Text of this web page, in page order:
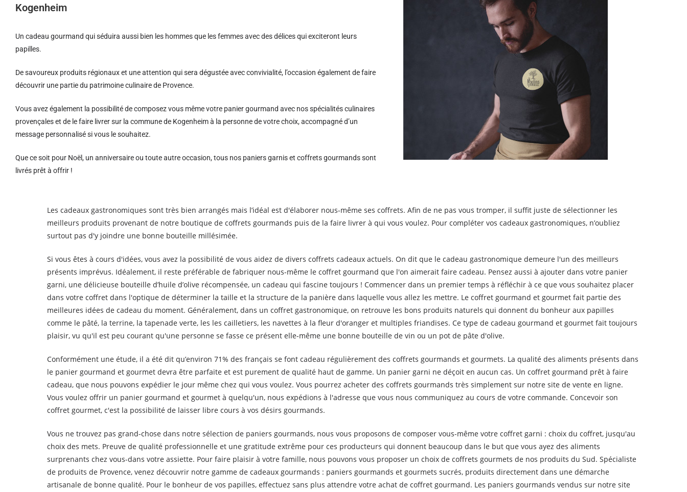
Kogenheim
Un cadeau gourmand qui séduira aussi bien les hommes que les femmes avec des délices qui exciteront leurs
papilles.
De savoureux produits régionaux et une attention qui sera dégustée avec convivialité, l’occasion également de faire
découvrir une partie du patrimoine culinaire de Provence.
Vous avez également la possibilité de composez vous même votre panier gourmand avec nos spécialités culinaires
provençales et de le faire livrer sur la commune de Kogenheim à la personne de votre choix, accompagné d’un
message personnalisé si vous le souhaitez.
Que ce soit pour Noël, un anniversaire ou toute autre occasion, tous nos paniers garnis et coffrets gourmands sont
livrés prêt à offrir !
Les cadeaux gastronomiques sont très bien arrangés mais l’idéal est d'élaborer nous-même ses coffrets. Afin de ne pas vous tromper, il suffit juste de sélectionner les
meilleurs produits provenant de notre boutique de coffrets gourmands puis de la faire livrer à qui vous voulez. Pour compléter vos cadeaux gastronomiques, n’oubliez
surtout pas d'y joindre une bonne bouteille millésimée.
Si vous êtes à cours d'idées, vous avez la possibilité de vous aidez de divers coffrets cadeaux actuels. On dit que le cadeau gastronomique demeure l'un des meilleurs
présents imprévus. Idéalement, il reste préférable de fabriquer nous-même le coffret gourmand que l'on aimerait faire cadeau. Pensez aussi à ajouter dans votre panier
garni, une délicieuse bouteille d’huile d’olive récompensée, un cadeau qui fascine toujours ! Commencer dans un premier temps à réfléchir à ce que vous souhaitez placer
dans votre coffret dans l'optique de déterminer la taille et la structure de la panière dans laquelle vous allez les mettre. Le coffret gourmand et gourmet fait partie des
meilleures idées de cadeau du moment. Généralement, dans un coffret gastronomique, on retrouve les bons produits naturels qui donnent du bonheur aux papilles
comme le pâté, la terrine, la tapenade verte, les les cailletiers, les navettes à la fleur d'oranger et multiples friandises. Ce type de cadeau gourmand et gourmet fait toujours
plaisir, vu qu'il est peu courant qu'une personne se fasse ce présent elle-même une bonne bouteille de vin ou un pot de pâte d'olive.
Conformément une étude, il a été dit qu’environ 71% des français se font cadeau régulièrement des coffrets gourmands et gourmets. La qualité des aliments présents dans
le panier gourmand et gourmet devra être parfaite et est purement de qualité haut de gamme. Un panier garni ne déçoit en aucun cas. Un coffret gourmand prêt à faire
cadeau, que nous pouvons expédier le jour même chez qui vous voulez. Vous pourrez acheter des coffrets gourmands très simplement sur notre site de vente en ligne.
Vous voulez offrir un panier gourmand et gourmet à quelqu'un, nous expédions à l'adresse que vous nous communiquez au cours de votre commande. Concevoir son
coffret gourmet, c'est la possibilité de laisser libre cours à vos désirs gourmands.
Vous ne trouvez pas grand-chose dans notre sélection de paniers gourmands, nous vous proposons de composer vous-même votre coffret garni : choix du coffret, jusqu'au
choix des mets. Preuve de qualité professionnelle et une gratitude extrême pour ces producteurs qui donnent beaucoup dans le but que vous ayez des aliments
surprenants chez vous-dans votre assiette. Pour faire plaisir à votre famille, nous pouvons vous proposer un choix de coffrets gourmets de nos produits du Sud. Spécialiste
de produits de Provence, venez découvrir notre gamme de cadeaux gourmands : paniers gourmands et gourmets sucrés, produits directement dans une démarche
artisanale de bonne qualité. Pour le bonheur de vos papilles, effectuez sans plus attendre votre achat de coffret gourmand. Les paniers gourmands vendus sur notre site